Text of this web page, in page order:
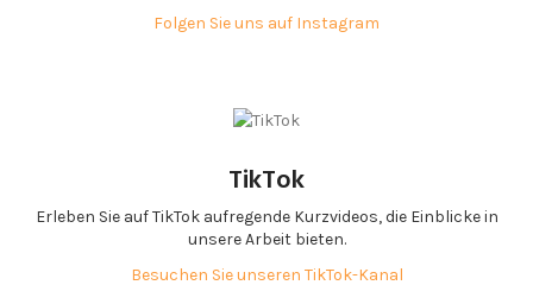
Folgen Sie uns auf Instagram
TikTok
Erleben Sie auf TikTok aufregende Kurzvideos, die Einblicke in
unsere Arbeit bieten.
Besuchen Sie unseren TikTok-Kanal